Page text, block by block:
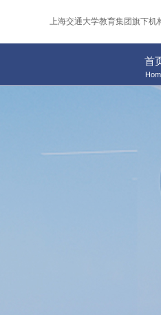
上海交通大学教育集团旗下机
首